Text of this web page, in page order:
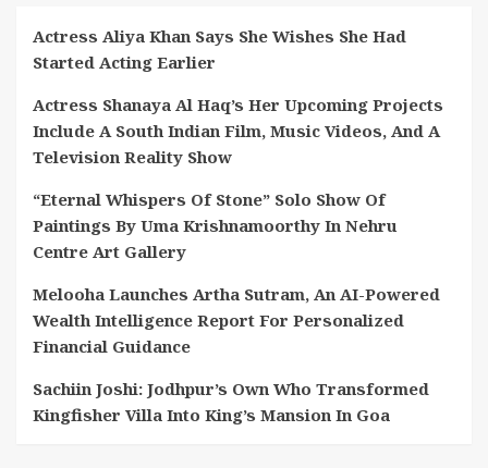
Actress Aliya Khan Says She Wishes She Had
Started Acting Earlier
Actress Shanaya Al Haq’s Her Upcoming Projects
Include A South Indian Film, Music Videos, And A
Television Reality Show
“Eternal Whispers Of Stone” Solo Show Of
Paintings By Uma Krishnamoorthy In Nehru
Centre Art Gallery
Melooha Launches Artha Sutram, An AI-Powered
Wealth Intelligence Report For Personalized
Financial Guidance
Sachiin Joshi: Jodhpur’s Own Who Transformed
Kingfisher Villa Into King’s Mansion In Goa